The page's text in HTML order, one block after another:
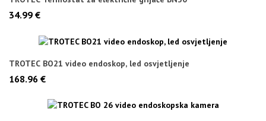
34.99 €
TROTEC BO21 video endoskop, led osvjetljenje
168.96 €